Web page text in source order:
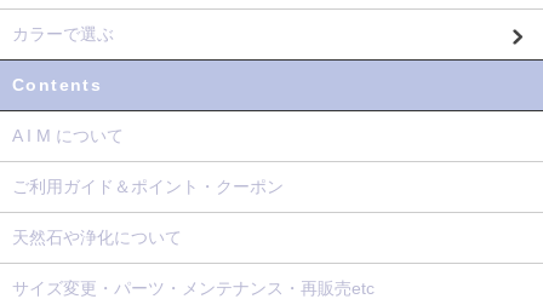
カラーで選ぶ
Contents
A I M について
ご利用ガイド＆ポイント・クーポン
天然石や浄化について
サイズ変更・パーツ・メンテナンス・再販売etc